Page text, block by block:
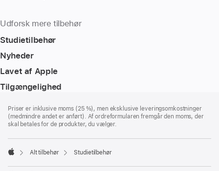
Udforsk mere tilbehør
Studietilbehør
Nyheder
Lavet af Apple
Tilgængelighed
Priser er inklusive moms (25 %), men eksklusive leveringsomkostninger
(medmindre andet er anført). Af ordreformularen fremgår den moms, der
skal betales for de produkter, du vælger.
Alt tilbehør Studietilbehør